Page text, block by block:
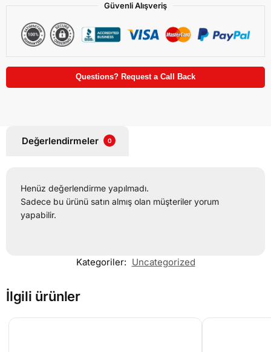
Güvenli Alışveriş
Questions? Request a Call Back
Değerlendirmeler 0
Henüz değerlendirme yapılmadı.
Sadece bu ürünü satın almış olan müşteriler yorum
yapabilir.
Kategoriler: Uncategorized
İlgili ürünler